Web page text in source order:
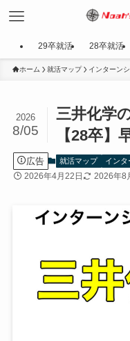
29卒就活 28卒就活
ホーム 就活マップ インターン
三井化学
【28卒】
2026
8/05
広告 就活マップ インタ
2026年4月22日 2026年8